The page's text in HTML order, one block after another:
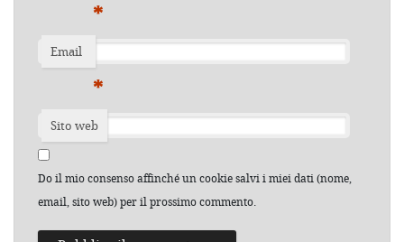
*
Email
*
Sito web
Do il mio consenso affinché un cookie salvi i miei dati (nome,
email, sito web) per il prossimo commento.